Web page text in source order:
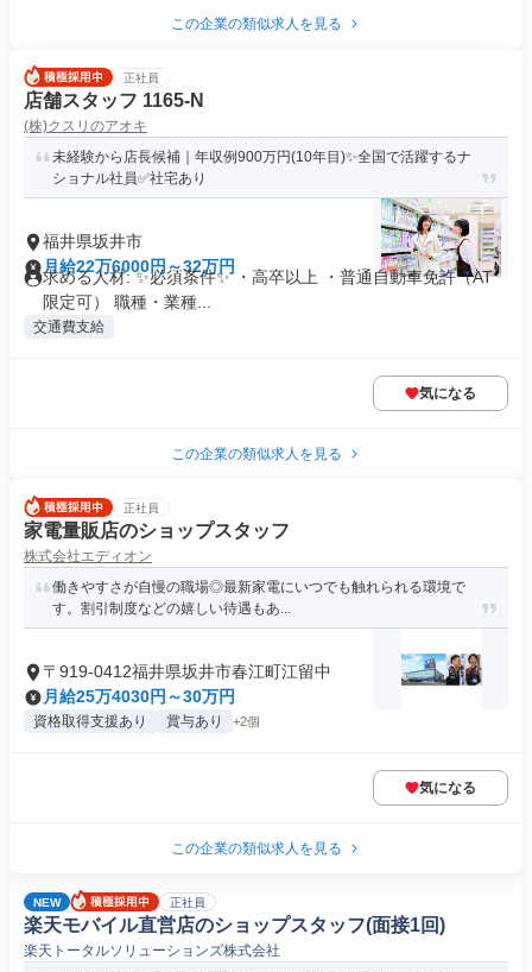
この企業の類似求人を見る
正社員
店舗スタッフ 1165-N
(株)クスリのアオキ
未経験から店長候補｜年収例900万円(10年目)✨全国で活躍するナ
ショナル社員✅社宅あり
福井県坂井市
月給22万6000円～32万円
求める人材: ✨必須条件✨ ・高卒以上 ・普通自動車免許（AT
限定可） 職種・業種...
交通費支給
気になる
この企業の類似求人を見る
正社員
家電量販店のショップスタッフ
株式会社エディオン
働きやすさが自慢の職場◎最新家電にいつでも触れられる環境で
す。割引制度などの嬉しい待遇もあ...
〒919-0412福井県坂井市春江町江留中
月給25万4030円～30万円
資格取得支援あり 賞与あり +2個
気になる
この企業の類似求人を見る
NEW 正社員
楽天モバイル直営店のショップスタッフ(面接1回)
楽天トータルソリューションズ株式会社